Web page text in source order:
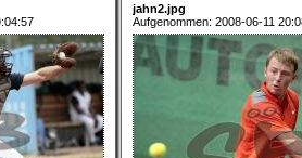
jahn2.jpg
Aufgenommen: 2008-06-11